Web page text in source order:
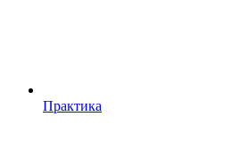
Практика
Практика